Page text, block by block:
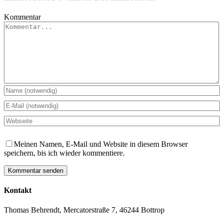
Kommentar
Meinen Namen, E-Mail und Website in diesem Browser
speichern, bis ich wieder kommentiere.
Kontakt
Thomas Behrendt, Mercatorstraße 7, 46244 Bottrop